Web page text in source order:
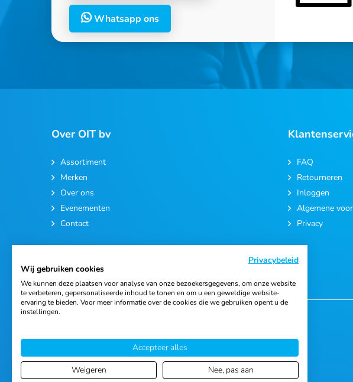
Whatsapp ons
Over OIT bv
Assortiment
Merken
Over ons
Evenementen
Contact
FAQ
Retourneren
Inloggen
Algemene
Privacy
© 2026 Ortho Import & Trading B.V.
Privacybeleid
Wij gebruiken cookies
We kunnen deze plaatsen voor analyse van onze bezoekersgegevens, om onze website
te verbeteren, gepersonaliseerde inhoud te tonen en om u een geweldige website-
ervaring te bieden. Voor meer informatie over de cookies die we gebruiken opent u de
instellingen.
Accepteer alles
Weigeren
Nee, pas aan